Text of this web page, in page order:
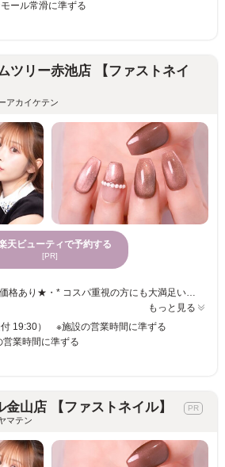
ール常滑に準ずる
ツリー赤池店 【ファストネイ
アカイケテン
天ビューティで予約する
[PR]
*・★楽天ビューティ限定価格あり★・* コスパ重視の方にも大満足いただいています！ ☑ 忙しい方にも嬉しい【時短ネイル】 ☑ 落ち着いた空間で【リラックス施術】 ☑ シンプル〜トレンド・ニュアンスまで【幅広いデザイン対応】 皆様のお悩み・理想に近づけるよう、 精一杯お施術させて頂きます。 リーズナブルな価格と丁寧な施術で リラックスできるひとときをお過ごしください。
もっと見る
19:30） ※施設の営業時間に準ずる
業時間に準ずる
金山店 【ファストネイル】
マテン